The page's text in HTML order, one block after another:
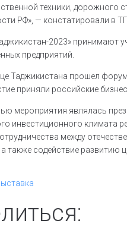
техники, дорожного
РФ», — констатировали в
2023» принимают
предприятий.
Таджикистана прошел
приняли российские
мероприятия являлась
инвестиционного климата
между
также содействие развитию